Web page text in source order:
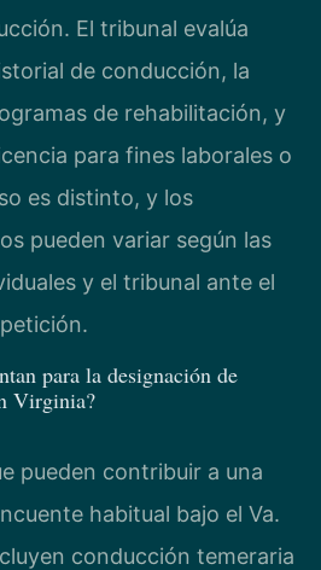
El tribunal evalúa
de conducción, la
de rehabilitación, y
para fines laborales o
es distinto, y los
pueden variar según las
y el tribunal ante el
para la designación de
Virginia?
pueden contribuir a una
habitual bajo el Va.
conducción temeraria